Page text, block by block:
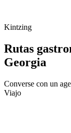
Kintzing
Rutas
Georgia
Converse con un
Viajo